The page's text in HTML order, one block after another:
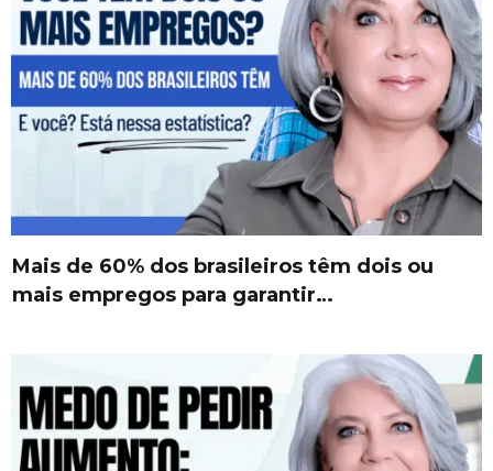
Mais de 60% dos brasileiros têm dois ou
mais empregos para garantir…